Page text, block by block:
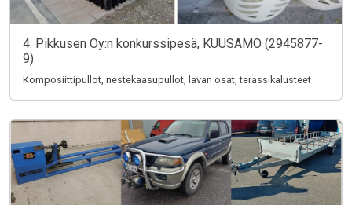
4. Pikkusen Oy:n konkurssipesä, KUUSAMO (2945877-
9)
Komposiittipullot, nestekaasupullot, lavan osat, terassikalusteet